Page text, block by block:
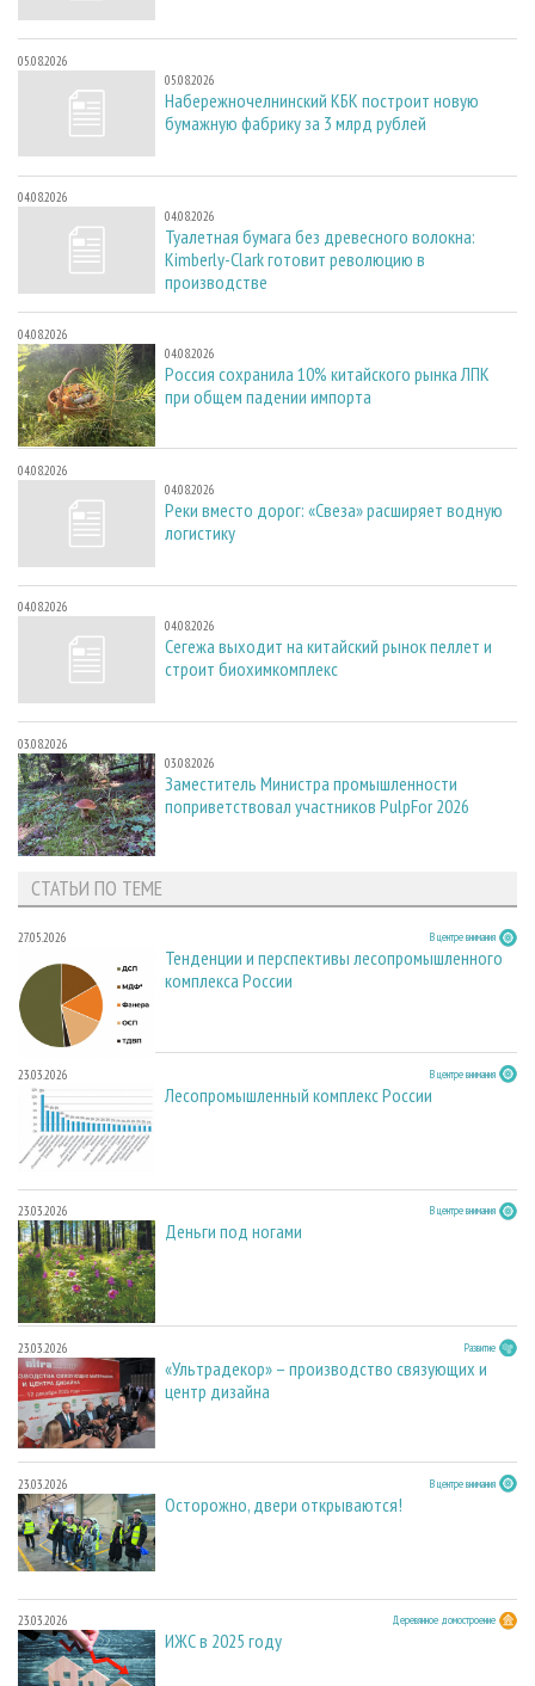
05.08.2026
05.08.2026
Набережночелнинский КБК построит новую
бумажную фабрику за 3 млрд рублей
04.08.2026
04.08.2026
Туалетная бумага без древесного волокна:
Kimberly-Clark готовит революцию в
производстве
04.08.2026
04.08.2026
Россия сохранила 10% китайского рынка ЛПК
при общем падении импорта
04.08.2026
04.08.2026
Реки вместо дорог: «Свеза» расширяет водную
логистику
04.08.2026
04.08.2026
Сегежа выходит на китайский рынок пеллет и
строит биохимкомплекс
03.08.2026
03.08.2026
Заместитель Министра промышленности
поприветствовал участников PulpFor 2026
СТАТЬИ ПО ТЕМЕ
27.05.2026 В центре внимания
Тенденции и перспективы лесопромышленного
комплекса России
23.03.2026 В центре внимания
Лесопромышленный комплекс России
23.03.2026 В центре внимания
Деньги под ногами
23.03.2026 Развитие
«Ультрадекор» – производство связующих и
центр дизайна
23.03.2026 В центре внимания
Осторожно, двери открываются!
23.03.2026 Деревянное домостроение
ИЖС в 2025 году